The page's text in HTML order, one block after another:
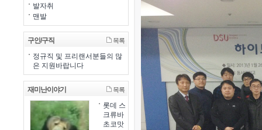
발자취
맨발
구인/구직 목록
정규직 및 프리랜서분들의 많
은 지원바랍니다
재미난이야기 목록
롯데 스
크류바
초코맛